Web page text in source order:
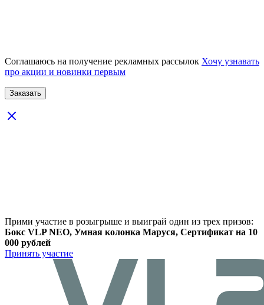
Соглашаюсь на получение рекламных рассылок Хочу узнавать
про акции и новинки первым
Прими участие в розыгрыше и выиграй один из трех призов:
Бокс VLP NEO, Умная колонка Маруся, Сертификат на 10
000 рублей
Принять участие